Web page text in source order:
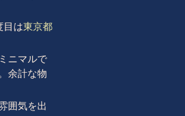
目は東京都
ニマルで
余計な物
囲気を出